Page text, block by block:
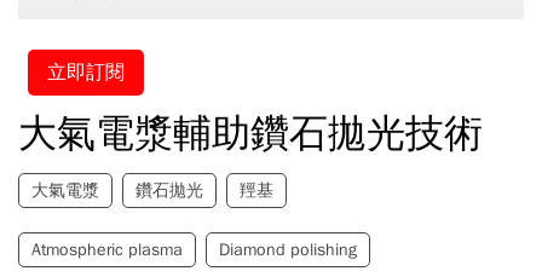
立即訂閱
大氣電漿輔助鑽石拋光技術
大氣電漿 鑽石拋光 羥基
Atmospheric plasma Diamond polishing